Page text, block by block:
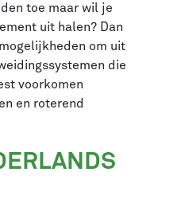
toe maar wil je
uit halen? Dan
om uit
die
voorkomen
en roterend